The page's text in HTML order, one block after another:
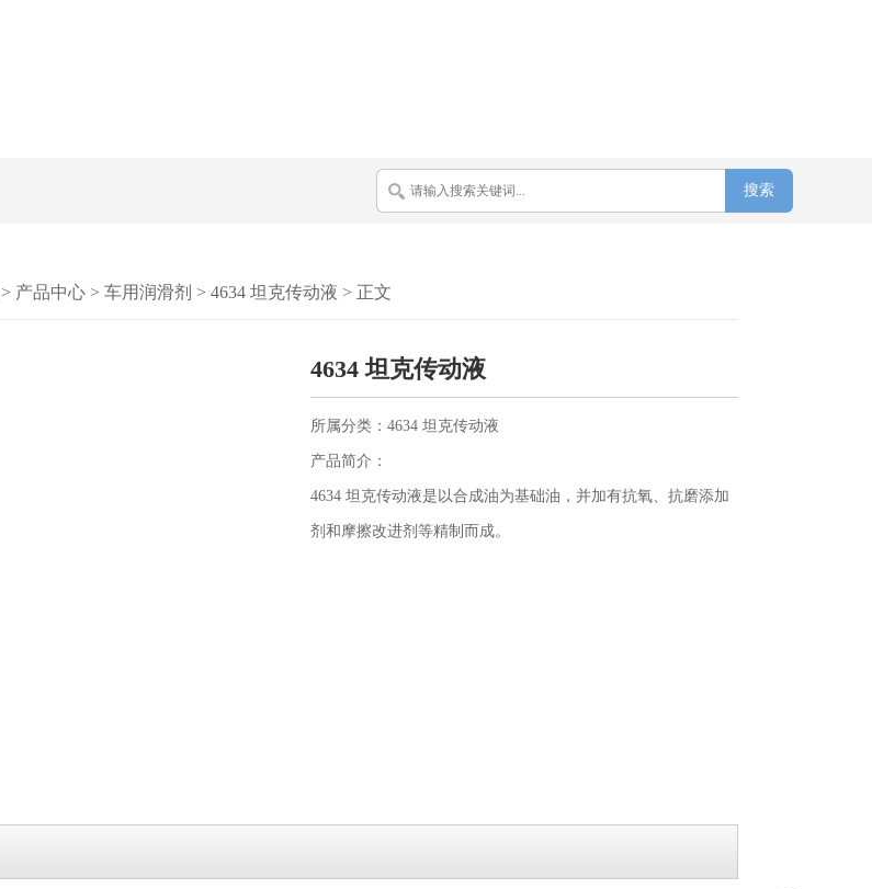
> 产品中心 > 车用润滑剂 > 4634 坦克传动液 > 正文
4634 坦克传动液
所属分类： 4634 坦克传动液
产品简介：
4634 坦克传动液是以合成油为基础油，并加有抗氧、抗磨添加
剂和摩擦改进剂等精制而成。